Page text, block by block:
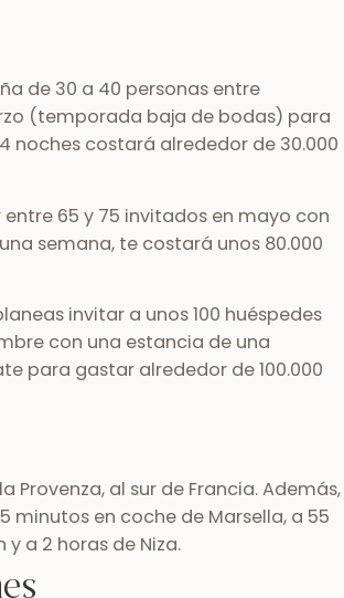
de 30 a 40 personas entre
(temporada baja de bodas) para
noches costará alrededor de 30.000
entre 65 y 75 invitados en mayo con
semana, te costará unos 80.000
invitar a unos 100 huéspedes
con una estancia de una
para gastar alrededor de 100.000
Provenza, al sur de Francia. Además,
minutos en coche de Marsella, a 55
a 2 horas de Niza.